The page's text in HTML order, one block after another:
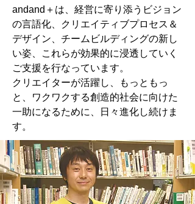
andand＋は、経営に寄り添うビジョン
の言語化、クリエイティブプロセス＆
デザイン、チームビルディングの新し
い姿、これらが効果的に浸透していく
ご支援を行なっています。
クリエイターが活躍し、もっともっ
と、ワクワクする創造的社会に向けた
一助になるために、日々進化し続けま
す。